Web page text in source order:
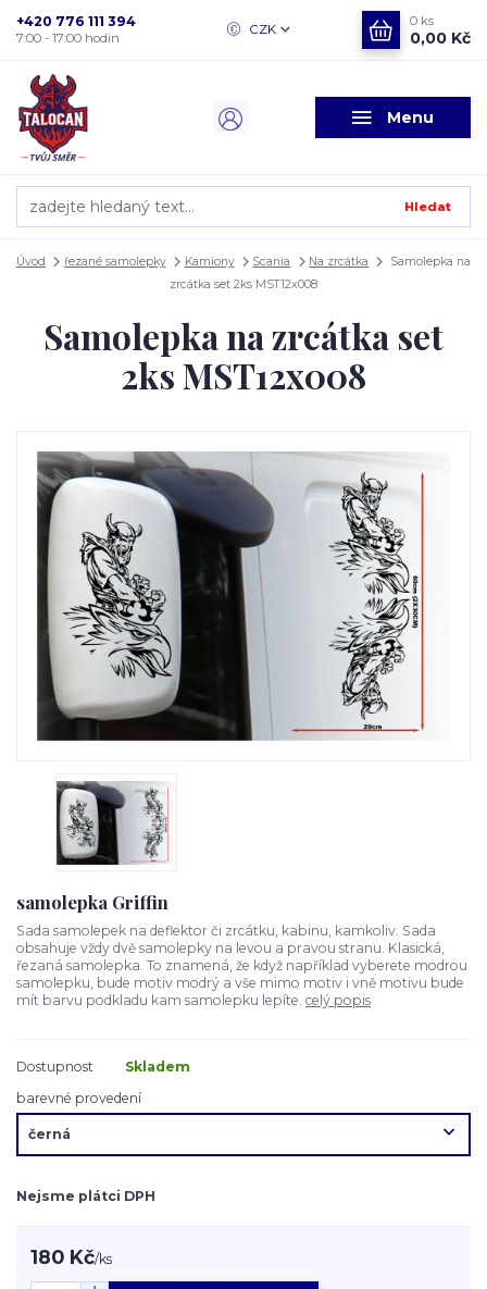
Menu
CZK
Hledat
+420 776 111 394
7:00 - 17:00 hodin
0 ks
0,00 Kč
Úvod řezané samolepky Kamiony Scania Na zrcátka
Samolepka na
zrcátka set 2ks MST12x008
Samolepka na zrcátka set
2ks MST12x008
samolepka Griffin
Sada samolepek na deflektor či zrcátku, kabinu, kamkoliv. Sada
obsahuje vždy dvě samolepky na levou a pravou stranu. Klasická,
řezaná samolepka. To znamená, že když například vyberete modrou
samolepku, bude motiv modrý a vše mimo motiv i vně motivu bude
mít barvu podkladu kam samolepku lepíte. celý popis
Dostupnost
Skladem
barevné provedení
Nejsme plátci DPH
180 Kč/ks